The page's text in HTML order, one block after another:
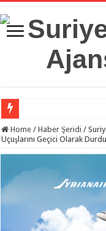
Suriye Savunma
Home / Haber Şeridi /
Uçuşlarını Geçici Olarak